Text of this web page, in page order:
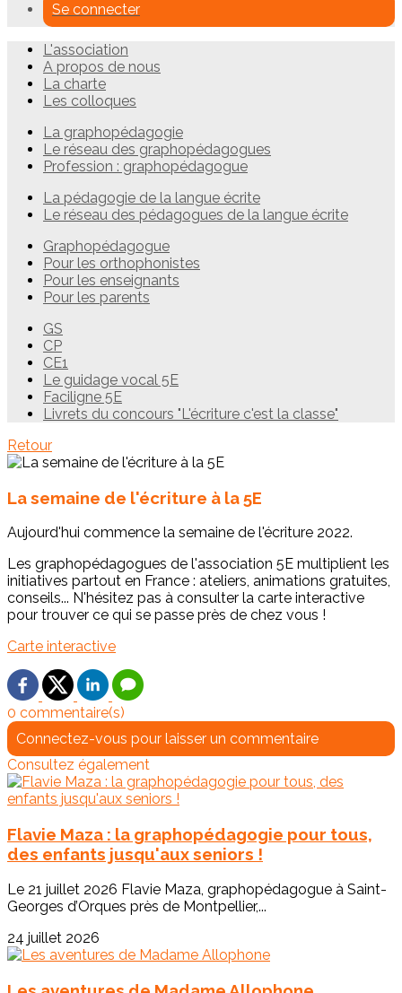
Se connecter
L'association
A propos de nous
La charte
Les colloques
La graphopédagogie
Le réseau des graphopédagogues
Profession : graphopédagogue
La pédagogie de la langue écrite
Le réseau des pédagogues de la langue écrite
Graphopédagogue
Pour les orthophonistes
Pour les enseignants
Pour les parents
GS
CP
CE1
Le guidage vocal 5E
Faciligne 5E
Livrets du concours "L'écriture c'est la classe"
Retour
La semaine de l'écriture à la 5E
Aujourd'hui commence la semaine de l'écriture 2022.
Les graphopédagogues de l'association 5E multiplient les
initiatives partout en France : ateliers, animations gratuites,
conseils... N'hésitez pas à consulter la carte interactive
pour trouver ce qui se passe près de chez vous !
Carte interactive
0 commentaire(s)
Connectez-vous pour laisser un commentaire
Consultez également
Flavie Maza : la graphopédagogie pour tous,
des enfants jusqu'aux seniors !
Le 21 juillet 2026 Flavie Maza, graphopédagogue à Saint-
Georges d’Orques près de Montpellier,...
24 juillet 2026